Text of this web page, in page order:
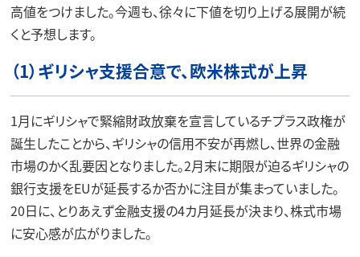
高値をつけました。今週も、徐々に下値を切り上げる展開が続
くと予想します。
（1）ギリシャ支援合意で、欧米株式が上昇
1月にギリシャで緊縮財政放棄を宣言しているチプラス政権が
誕生したことから、ギリシャの信用不安が再燃し、世界の金融
市場のかく乱要因となりました。2月末に期限が迫るギリシャの
銀行支援をEUが延長するか否かに注目が集まっていました。
20日に、とりあえず金融支援の4カ月延長が決まり、株式市場
に安心感が広がりました。